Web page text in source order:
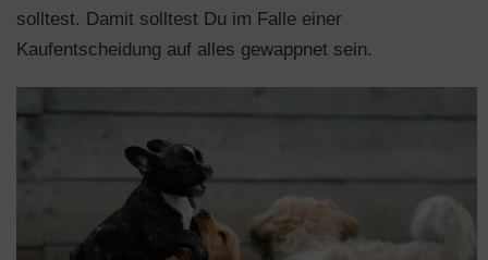
solltest. Damit solltest Du im Falle einer
Kaufentscheidung auf alles gewappnet sein.